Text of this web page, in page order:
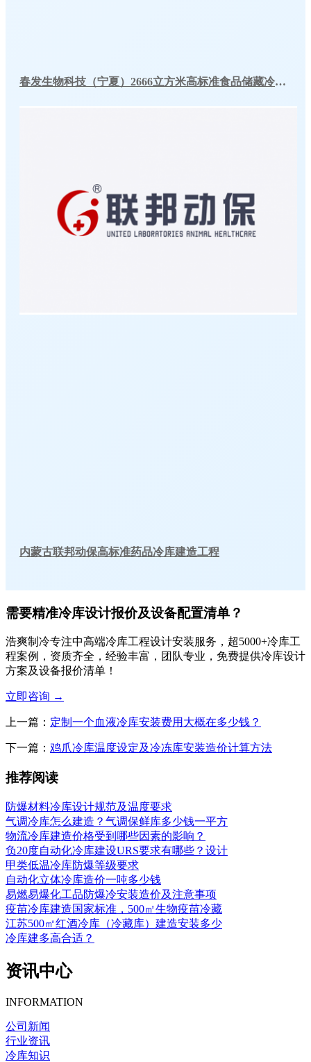
春发生物科技（宁夏）2666立方米高标准食品储藏冷库工程案例
内蒙古联邦动保高标准药品冷库建造工程
需要精准冷库设计报价及设备配置清单？
浩爽制冷专注中高端冷库工程设计安装服务，超5000+冷库工
程案例，资质齐全，经验丰富，团队专业，免费提供冷库设计
方案及设备报价清单！
立即咨询 →
上一篇： 定制一个血液冷库安装费用大概在多少钱？
下一篇： 鸡爪冷库温度设定及冷冻库安装造价计算方法
推荐阅读
防爆材料冷库设计规范及温度要求
气调冷库怎么建造？气调保鲜库多少钱一平方
物流冷库建造价格受到哪些因素的影响？
负20度自动化冷库建设URS要求有哪些？设计
甲类低温冷库防爆等级要求
自动化立体冷库造价一吨多少钱
易燃易爆化工品防爆冷安装造价及注意事项
疫苗冷库建造国家标准，500㎡生物疫苗冷藏
江苏500㎡红酒冷库（冷藏库）建造安装多少
冷库建多高合适？
资讯中心
INFORMATION
公司新闻
行业资讯
冷库知识